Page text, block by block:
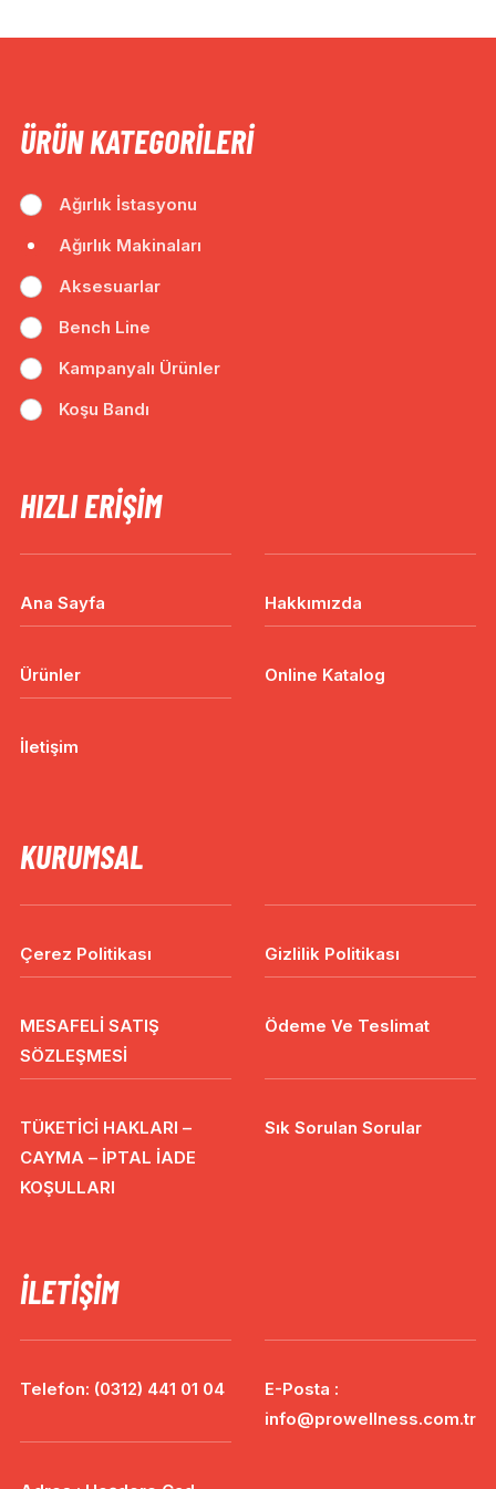
ÜRÜN KATEGORILERI
Ağırlık İstasyonu
Ağırlık Makinaları
Aksesuarlar
Bench Line
Kampanyalı Ürünler
Koşu Bandı
HIZLI ERIŞIM
Ana Sayfa Hakkımızda
Ürünler Online Katalog
İletişim
KURUMSAL
Çerez Politikası Gizlilik Politikası
MESAFELİ SATIŞ
SÖZLEŞMESİ
Ödeme Ve Teslimat
TÜKETİCİ HAKLARI –
CAYMA – İPTAL İADE
KOŞULLARI
Sık Sorulan Sorular
İLETIŞIM
Telefon: (0312) 441 01 04
E-Posta :
info@prowellness.com.tr